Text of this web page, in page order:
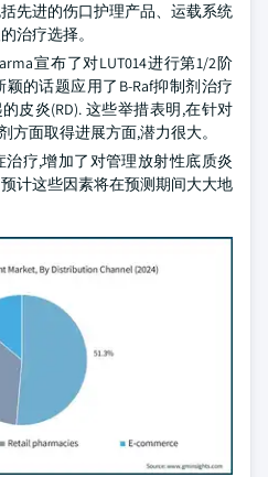
先进的伤口护理产品、运载系统
治疗选择。
宣布了对LUT014进行第1/2阶
的话题应用了B-Raf抑制剂治疗
皮炎(RD). 这些举措表明,在针对
方面取得进展方面,潜力很大。
疗,增加了对管理放射性底质炎
计这些因素将在预测期间大大地